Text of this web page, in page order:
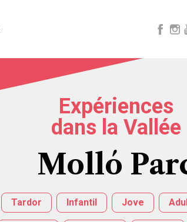
Expériences
dans la Vallée
Molló
Tardor Infantil Jove